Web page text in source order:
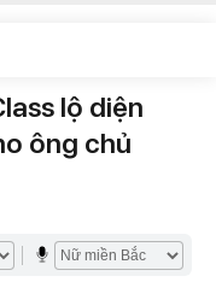
lộ diện
ông chủ